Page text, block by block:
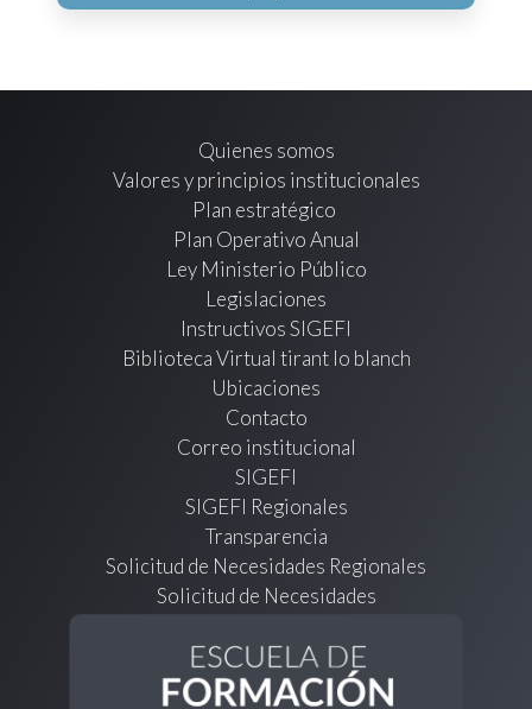
Quienes somos
Valores y principios institucionales
Plan estratégico
Plan Operativo Anual
Ley Ministerio Público
Legislaciones
Instructivos SIGEFI
Biblioteca Virtual tirant lo blanch
Ubicaciones
Contacto
Correo institucional
SIGEFI
SIGEFI Regionales
Transparencia
Solicitud de Necesidades Regionales
Solicitud de Necesidades